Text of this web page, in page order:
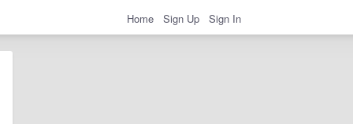
Home Sign Up Sign In